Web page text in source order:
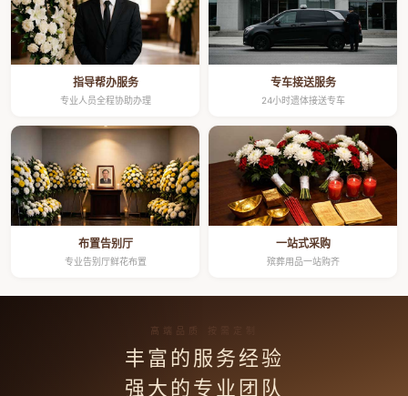
指导帮办服务
专业人员全程协助办理
专车接送服务
24小时遗体接送专车
布置告别厅
专业告别厅鲜花布置
一站式采购
殡葬用品一站购齐
高端品质 按需定制
丰富的服务经验
强大的专业团队